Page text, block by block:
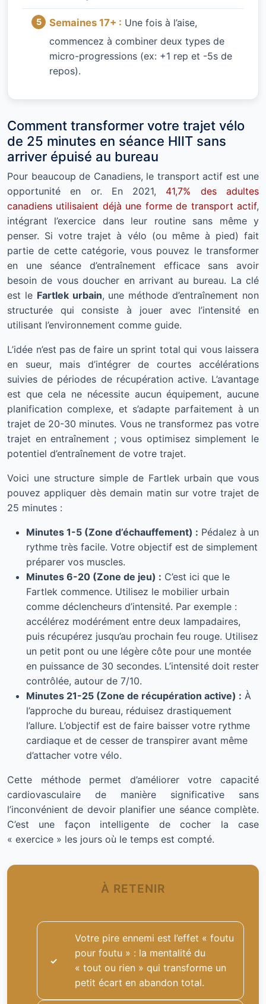
Semaines 17+ : Une fois à l’aise,
commencez à combiner deux types de
micro-progressions (ex: +1 rep et -5s de
repos).
Comment transformer votre trajet vélo
de 25 minutes en séance HIIT sans
arriver épuisé au bureau
Pour beaucoup de Canadiens, le transport actif est une
opportunité en or. En 2021, 41,7% des adultes
canadiens utilisaient déjà une forme de transport actif,
intégrant l’exercice dans leur routine sans même y
penser. Si votre trajet à vélo (ou même à pied) fait
partie de cette catégorie, vous pouvez le transformer
en une séance d’entraînement efficace sans avoir
besoin de vous doucher en arrivant au bureau. La clé
est le Fartlek urbain, une méthode d’entraînement non
structurée qui consiste à jouer avec l’intensité en
utilisant l’environnement comme guide.
L’idée n’est pas de faire un sprint total qui vous laissera
en sueur, mais d’intégrer de courtes accélérations
suivies de périodes de récupération active. L’avantage
est que cela ne nécessite aucun équipement, aucune
planification complexe, et s’adapte parfaitement à un
trajet de 20-30 minutes. Vous ne transformez pas votre
trajet en entraînement ; vous optimisez simplement le
potentiel d’entraînement de votre trajet.
Voici une structure simple de Fartlek urbain que vous
pouvez appliquer dès demain matin sur votre trajet de
25 minutes :
Minutes 1-5 (Zone d’échauffement) : Pédalez à un
rythme très facile. Votre objectif est de simplement
préparer vos muscles.
Minutes 6-20 (Zone de jeu) : C’est ici que le
Fartlek commence. Utilisez le mobilier urbain
comme déclencheurs d’intensité. Par exemple :
accélérez modérément entre deux lampadaires,
puis récupérez jusqu’au prochain feu rouge. Utilisez
un petit pont ou une légère côte pour une montée
en puissance de 30 secondes. L’intensité doit rester
contrôlée, autour de 7/10.
Minutes 21-25 (Zone de récupération active) : À
l’approche du bureau, réduisez drastiquement
l’allure. L’objectif est de faire baisser votre rythme
cardiaque et de cesser de transpirer avant même
d’attacher votre vélo.
Cette méthode permet d’améliorer votre capacité
cardiovasculaire de manière significative sans
l’inconvénient de devoir planifier une séance complète.
C’est une façon intelligente de cocher la case
« exercice » les jours où le temps est compté.
À RETENIR
Votre pire ennemi est l’effet « foutu
pour foutu » : la mentalité du
« tout ou rien » qui transforme un
petit écart en abandon total.